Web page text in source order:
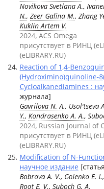
Novikova Svetlana A.,
N., Zeer Galina M., Zhang
Kuklin Artem V.
2024, ACS Omega
присутствует в РИНЦ
(eLIBRARY.RU)
Reaction of 1,4-
(Hydroximino)quinoline-
Cycloalkanediamines :
журнала]
Gavrilova N. A., Usol'tseva
Y., Kondrasenko A. A.,
2024, Russian Journal of
присутствует в РИНЦ
(eLIBRARY.RU)
Modification of N-
научное издание
Bobrova A. V., Golenko E. I.,
Root E. V., Suboch G. A.